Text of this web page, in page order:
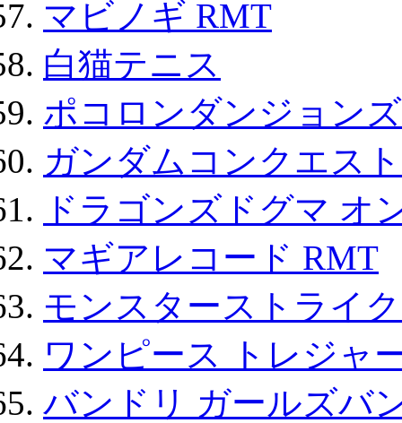
マビノギ RMT
白猫テニス
ポコロンダンジョン
ガンダムコンクエスト
ドラゴンズドグマ オ
マギアレコード RMT
モンスターストライ
ワンピース トレジャ
バンドリ ガールズバ